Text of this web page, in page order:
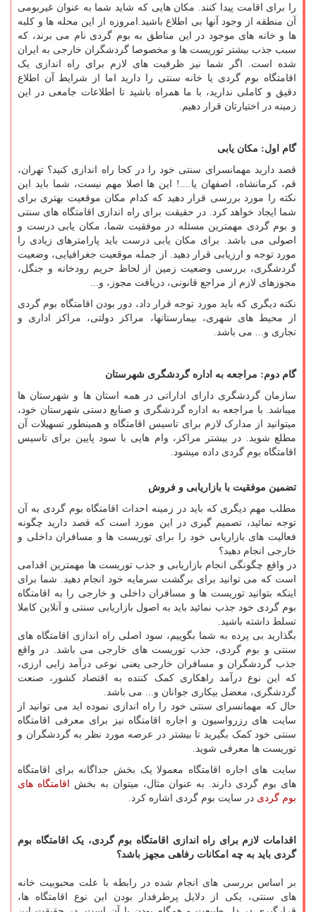
را برای اقامت پیدا کنند. مکان هایی که شاید شما به عنوان غیربومی
آن منطقه از وجود آنها بی اطلاع باشید.امروزه از این محله ها و کلبه
ها و خانه های موجود در این مناطق به بوم گردی نام می برند، که
سبب جذب بیشتر توریست ها و مخصوصا گردشگران خارجی به ایران
شده است. اگر شما نیز ظرفیت های لازم برای راه اندازی یک
اقامتگاه بوم گردی یا خانه سنتی را دارید اما از شرایط آن اطلاع
دقیق و کاملی ندارید، با ما همراه باشید تا اطلاعات جامعی در این
زمینه در اختیارتان قرار دهیم.
گام اول: مکان یابی
قصد دارید مهمانسرای سنتی خود را در کجا راه اندازی کنید؟ تهران،
قم، کرمانشاه، اصفهان یا....! این ها اصلا مهم نیست، شما باید این
نکته را مورد بررسی قرار دهید که کدام مکان موقعیت بهتری برای
شما ایجاد خواهد کرد. در حقیقت برای راه اندازی اقامتگاه های سنتی
و بوم گردی مهمترین مسئله در موفقیت شما، مکان یابی درست و
اصولی می باشد. برای مکان یابی درست باید پارامترهای زیادی را
مورد توجه و ارزیابی قرار دهید. از جمله موقعیت جغرافیایی، وضعیت
گردشگری، بررسی وضعیت زمین از لحاظ حریم رودخانه و جنگل،
مجوزهای لازم از مراجع قانونی، دریافت مجوز، و...
نکته دیگری که باید مورد توجه قرار داد، دور بودن اقامتگاه بوم گردی
از محیط های شهری، بیمارستانها، مراکز دولتی، مراکز اداری و
تجاری و... می باشد.
گام دوم: مراجعه به اداره گردشگری شهرستان
سازمان گردشگری دارای اداراتی در همه استان ها و شهرستان ها
میباشد. با مراجعه به اداره گردشگری و صنایع دستی شهرستان خود،
میتوانید از مدارک لازم برای تاسیس اقامتگاه و همینطور تسهیلات آن
مطلع شوید. در بیشتر مراکز، وام هایی با سود پایین برای تاسیس
اقامتگاه بوم گردی داده میشود.
تضمین موفقیت با بازاریابی و فروش
مطلب مهم دیگری که باید در زمینه احداث اقامتگاه بوم گردی به آن
توجه نمائید، تصمیم گیری در این مورد است که قصد دارید چگونه
فعالیت های بازاریابی خود را برای توریست ها و مسافران داخلی و
خارجی انجام دهید؟
در واقع چگونگی انجام بازاریابی و جذب توریست ها مهمترین اقدامی
است که می توانید برای برگشت سرمایه خود انجام دهید. شما برای
اینکه بتوانید توریست ها و مسافران داخلی و خارجی را به اقامتگاه
بوم گردی خود جذب نمائید باید به اصول بازاریابی سنتی و آنلاین کاملا
تسلط داشته باشید.
بگذارید بی پرده به شما بگوییم، سود اصلی راه اندازی اقامتگاه های
سنتی و بوم گردی، جذب توریست های خارجی می باشد. در واقع
جذب گردشگران و مسافران خارجی یعنی نوعی درآمد زایی ارزی،
که این نوع درآمد راهکاری کمک کننده به اقتصاد کشور، صنعت
گردشگری، معضل بیکاری جوانان و... می باشد.
حال که مهمانسرای سنتی خود را راه اندازی نموده اید می توانید از
سایت های رزرواسیون و اجاره اقامتگاه نیز برای معرفی اقامتگاه
سنتی خود کمک بگیرید تا بیشتر در عرصه مورد نظر به گردشگران و
توریست ها معرفی شوید.
سایت های اجاره اقامتگاه معمولا یک بخش جداگانه برای اقامتگاه
های بوم گردی دارند. به عنوان مثال، میتوان به بخش
اقامتگاه های
بوم گردی در سایت بوم گردی اشاره کرد.
اقدامات لازم برای راه اندازی اقامتگاه بوم گردی، یک اقامتگاه بوم
گردی باید به چه امکانات رفاهی مجهز باشد؟
بر اساس بررسی های انجام شده در رابطه با علت محبوبیت خانه
های سنتی، یکی از دلایل پرطرفدار بودن این نوع اقامتگاه ها،